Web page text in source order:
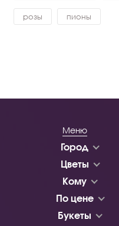
розы пионы
Меню
Город
Цветы
Кому
По цене
Букеты